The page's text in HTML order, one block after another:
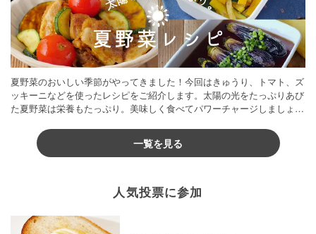
夏野菜のおいしい季節がやってきました！今回はきゅうり、トマト、ズ
ッキーニなどを使ったレシピをご紹介します。太陽の光をたっぷりあび
た夏野菜は栄養もたっぷり。美味しく食べてパワーチャージしましょう
一覧を見る
人気投票に参加